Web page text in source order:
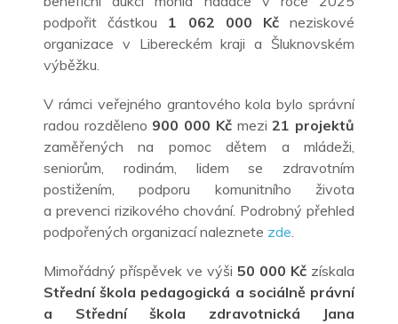
podpořit částkou 1 062 000 Kčneziskové
organizace v Libereckém kraji a Šluknovském
výběžku.
V rámci veřejného grantového kola bylo správní
radou rozděleno 900 000 Kčmezi21 projektů
zaměřených na pomoc dětem a mládeži,
seniorům, rodinám, lidem se zdravotním
postižením, podporu komunitního života
a prevenci rizikového chování. Podrobný přehled
podpořených organizací naleznete zde
Mimořádný příspěvek ve výši 50 000 Kč získala
Střední škola pedagogická a sociálně právní
a
Střední škola zdravotnická Jana